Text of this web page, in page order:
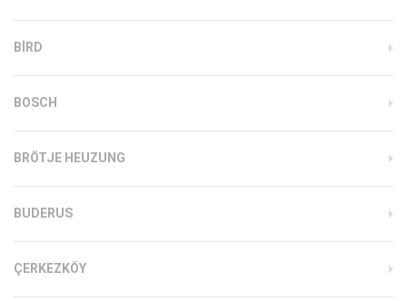
BIRD
BOSCH
BRÖTJE HEUZUNG
BUDERUS
ÇERKEZKÖY